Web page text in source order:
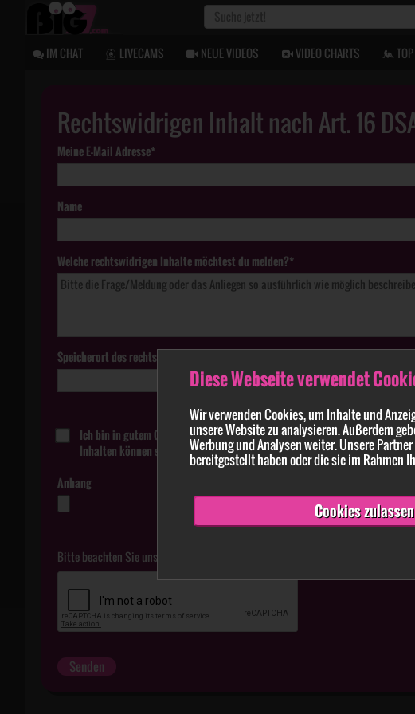
Diese Webseite verwendet
Wir verwenden Cookies, um Inhalte und
unsere Website zu analysieren. Außerdem
Werbung und Analysen weiter. Unsere
bereitgestellt haben oder die sie im Rahmen
Cookies zulassen
IM CHAT LIVECAMS NEUE VIDEOS VIDEO CHARTS
Rechtswidrigen Inhalt nach Art. 16
Meine E-Mail Adresse*
Name
Welche rechtswidrigen Inhalte möchtest du melden?*
Speicherort des rechtswidrigen Inhaltes*
Ich bin in gutem Glauben davon überzeugt, dass die in der Meldung
Inhalten können strafbar sein.
Anhang
Bitte beachten Sie unsere
Senden